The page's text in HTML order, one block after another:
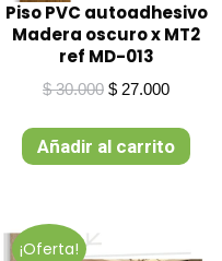
Piso PVC autoadhesivo
Madera oscuro x MT2
ref MD-013
$30.000 El
original
era:
$ 27.000El
actual
es:
Añadir al carrito
¡Oferta!